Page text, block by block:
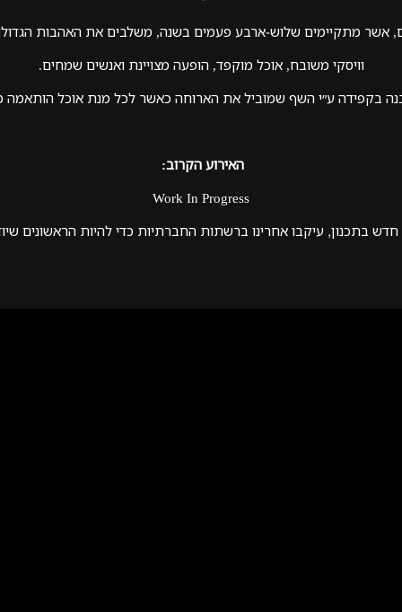
אשר מתקיימים שלוש-ארבע פעמים בשנה, משלבים את האהבות
וויסקי משובח, אוכל מוקפד, הופעה מצויינת ואנשים שמחים.
בקפידה ע״י השף שמוביל את הארוחה כאשר לכל מנת אוכל הותאמה
האירוע הקרוב:
Work In Progress
חדש בתכנון, עיקבו אחרינו ברשתות החברתיות כדי להיות הראשונים